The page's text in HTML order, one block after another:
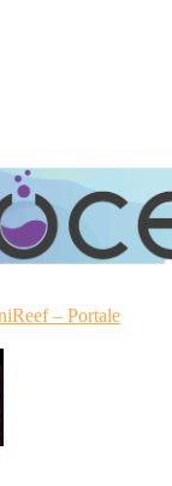
– Portale